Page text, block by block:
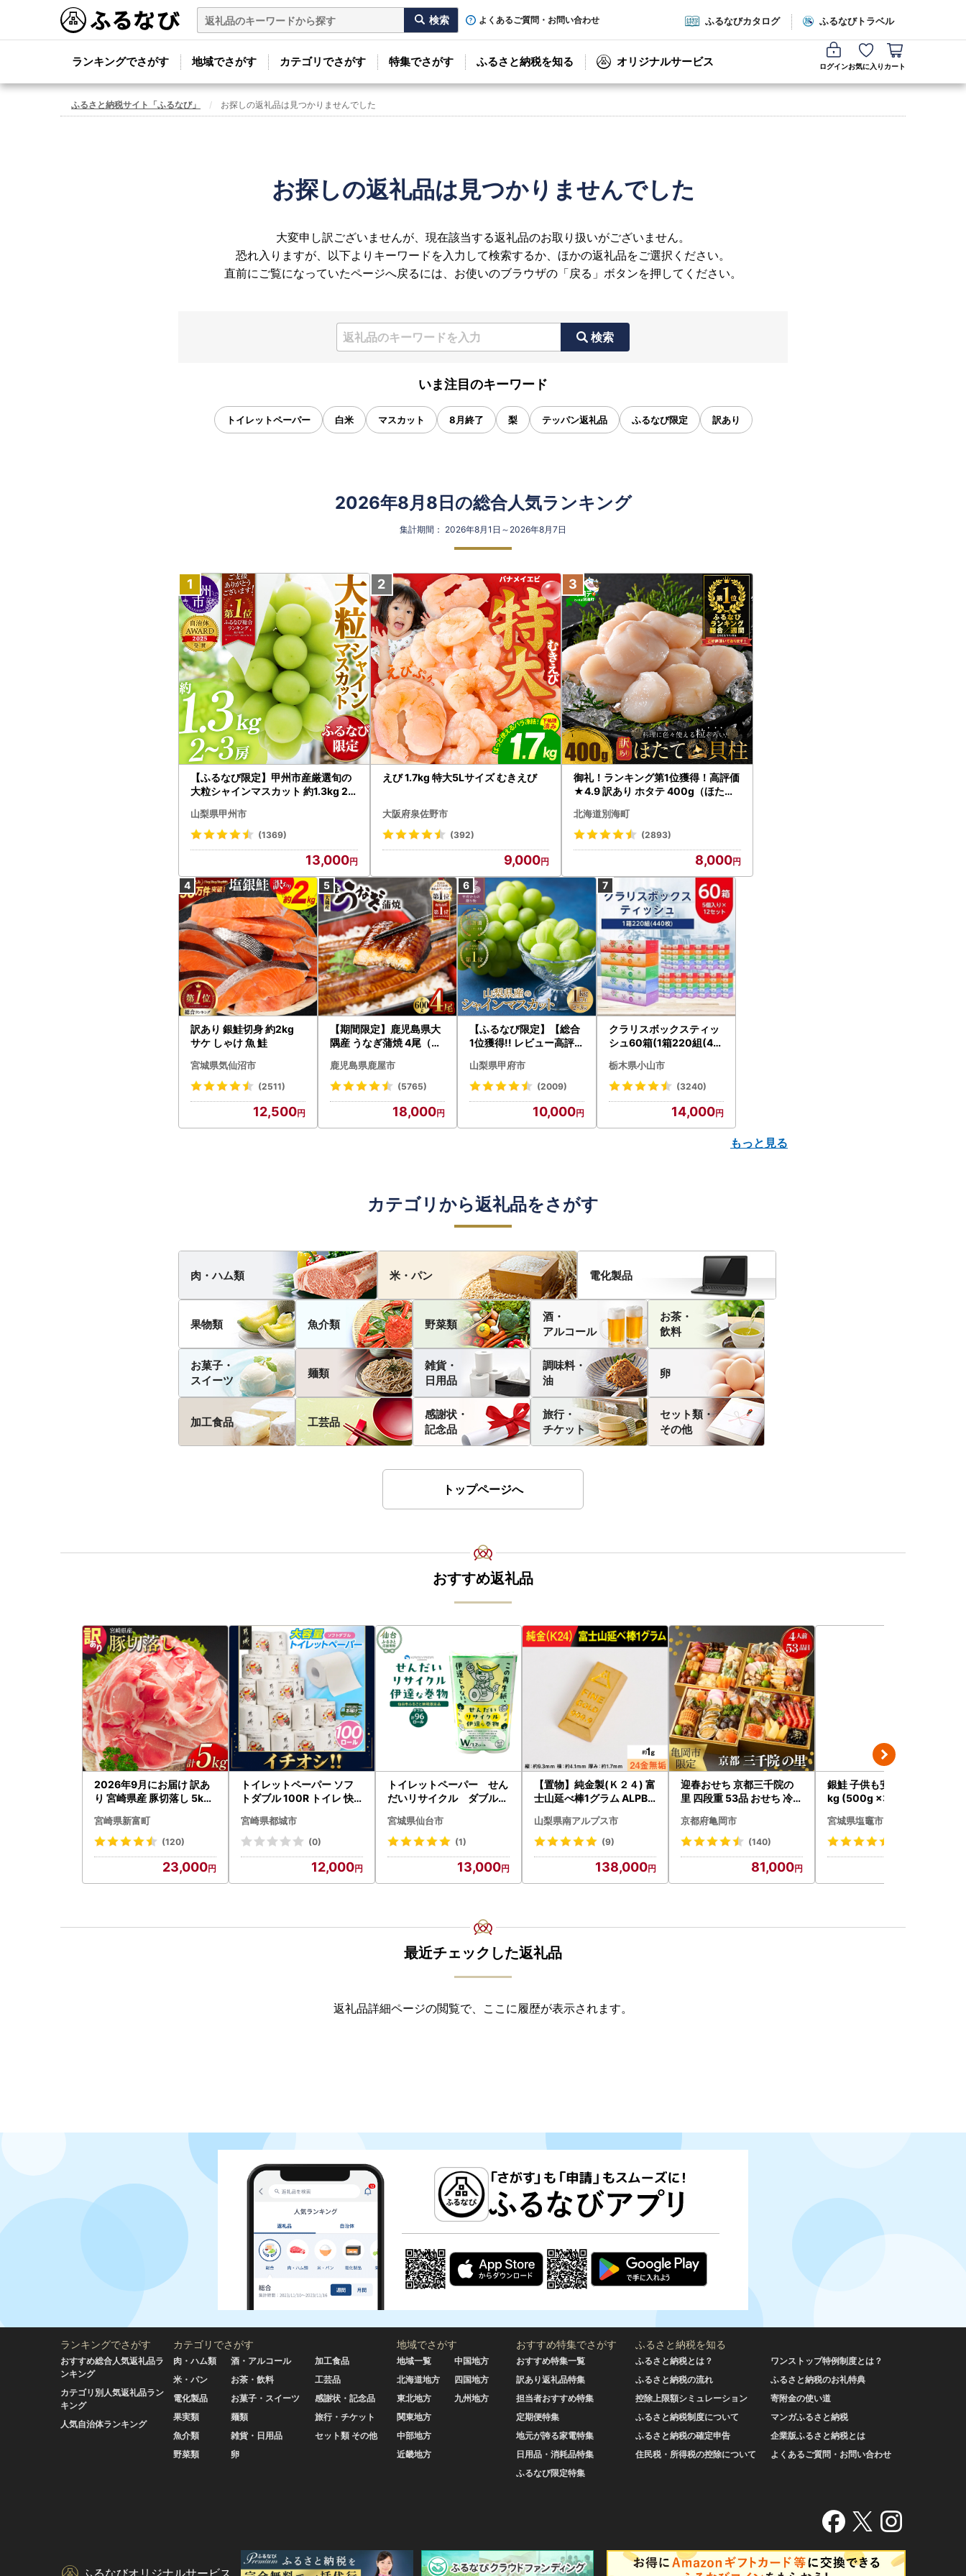
よくあるご質問・お問い合わせ ふるなびカタログ ふるなびトラベル
ランキングでさがす 地域でさがす カテゴリでさがす 特集でさがす ふるさと納税を知る オリジナルサービス ログインお気に入り カート
ふるさと納税サイト「ふるなび」 お探しの返礼品は見つかりませんでした
お探しの返礼品は見つかりませんでした
大変申し訳ございませんが、現在該当する返礼品のお取り扱いがございません。
恐れ入りますが、以下よりキーワードを入力して検索するか、ほかの返礼品をご選択ください。
直前にご覧になっていたページへ戻るには、お使いのブラウザの「戻る」ボタンを押してください。
検索
いま注目のキーワード
トイレットペーパー 白米 マスカット 8月終了 梨 テッパン返礼品 ふるなび限定 訳あり
2026年8月8日の総合人気ランキング
集計期間： 2026年8月1日～2026年8月7日
【ふるなび限定】甲州市産厳選旬の
大粒シャインマスカット 約1.3kg 2
472 FN-Limited-VO シャインマス
カット フルーツ
山梨県甲州市
(1369)
13,000
えび 1.7kg 特大5Lサイズ むきえび
大阪府泉佐野市
(392)
9,000
御礼！ランキング第1位獲得！高評価
★4.9 訳あり ホタテ 400g（ほたて
北海道別海町
(2893)
8,000
訳あり 銀鮭切身 約2kg
サケ しゃけ 魚 鮭
宮城県気仙沼市
(2511)
12,500
【期間限定】鹿児島県大
隅産 うなぎ蒲焼 4尾（60
cp18 うなぎ 鰻 魚 惣菜 総
菜
鹿児島県鹿屋市
(5765)
18,000
【ふるなび限定】【総合
1位獲得!! レビュー高評価
〉山梨県産 シャインマス
カット 2～3房（1.0kg以
N-Limited-SP
山梨県甲府市
(2009)
10,000
クラリスボックスティッ
シュ60箱(1箱220組(44
ト)【配送不可地域：離島
・沖縄県】【1256759】
栃木県小山市
(3240)
14,000
もっと見る
カテゴリから返礼品をさがす
肉・ハム類 米・パン 電化製品
果物類 魚介類 野菜類
酒・
アルコール
お茶・
飲料
お菓子・
スイーツ
麺類
雑貨・
日用品
調味料・
油
卵
加工食品 工芸品
感謝状・
記念品
旅行・
チケット
セット類・
その他
トップページへ
おすすめ返礼品
2026年9月にお届け 訳あ
り 宮崎県産 豚切落し 5kg
宮崎県新富町
(120)
23,000
トイレットペーパー ソフ
トダブル 100R トイレ 快
宮崎県都城市
(0)
12,000
トイレットペーパー せん
だいリサイクル ダブル9
宮城県仙台市
(1)
13,000
【置物】純金製(Ｋ２４) 富
士山延べ棒1グラム ALPBK
山梨県南アルプス市
(9)
138,000
迎春おせち 京都三千院の
里 四段重 53品 おせち 冷蔵
京都府亀岡市
(140)
81,000
銀鮭 子供も安心 骨取り 1.5
kg (500g ×3パック) 鮭
宮城県塩竈市
最近チェックした返礼品
返礼品詳細ページの閲覧で、ここに履歴が表示されます。
ランキングでさがす
おすすめ総合人気返礼品ラ
ンキング
カテゴリ別人気返礼品ラン
キング
人気自治体ランキング
カテゴリでさがす
肉・ハム類
米・パン
電化製品
果実類
魚介類
野菜類
酒・アルコール
お茶・飲料
お菓子・スイーツ
麺類
雑貨・日用品
卵
加工食品
工芸品
感謝状・記念品
旅行・チケット
セット類 その他
地域でさがす
地域一覧
北海道地方
東北地方
関東地方
中部地方
近畿地方
中国地方
四国地方
九州地方
おすすめ特集でさがす
おすすめ特集一覧
訳あり返礼品特集
担当者おすすめ特集
定期便特集
地元が誇る家電特集
日用品・消耗品特集
ふるなび限定特集
ふるさと納税を知る
ふるさと納税とは？
ふるさと納税の流れ
控除上限額シミュレーション
ふるさと納税制度について
ふるさと納税の確定申告
住民税・所得税の控除について
ワンストップ特例制度とは？
ふるさと納税のお礼特典
寄附金の使い道
マンガふるさと納税
企業版ふるさと納税とは
よくあるご質問・お問い合わせ